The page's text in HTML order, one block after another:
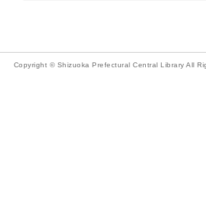
Copyright © Shizuoka Prefectural Central Library All